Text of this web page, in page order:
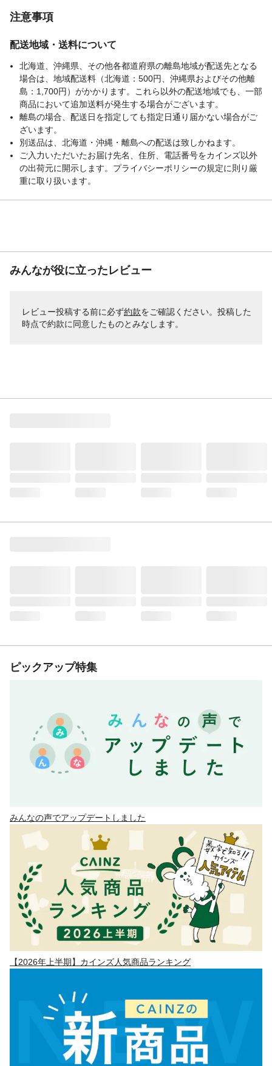
注意事項
配送地域・送料について
北海道、沖縄県、その他各都道府県の離島地域が配送先となる
場合は、地域配送料（北海道：500円、沖縄県およびその他離
島：1,700円）がかかります。これら以外の配送地域でも、一部
商品において追加送料が発生する場合がございます。
離島の場合、配送日を指定しても指定日通り届かない場合がご
ざいます。
別送品は、北海道・沖縄・離島への配送は致しかねます。
ご入力いただいたお届け先名、住所、電話番号をカインズ以外
の出荷元に開示します。プライバシーポリシーの規定に則り厳
重に取り扱います。
みんなが役に立ったレビュー
レビュー投稿する前に必ず約款をご確認ください。投稿した
時点で約款に同意したものとみなします。
ピックアップ特集
みんなの声でアップデートしました
【2026年上半期】カインズ人気商品ランキング